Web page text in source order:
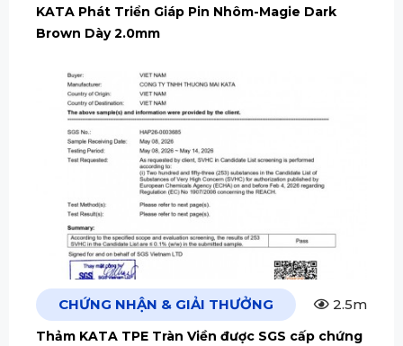
KATA Phát Triển Giáp Pin Nhôm-Magie Dark
Brown Dày 2.0mm
CHỨNG NHẬN & GIẢI THƯỞNG 2.5m
Thảm KATA TPE Tràn Viền được SGS cấp chứng